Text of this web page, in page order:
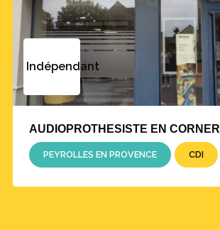
Indépendant
AUDIOPROTHESISTE EN CORNER
PEYROLLES EN PROVENCE CDI